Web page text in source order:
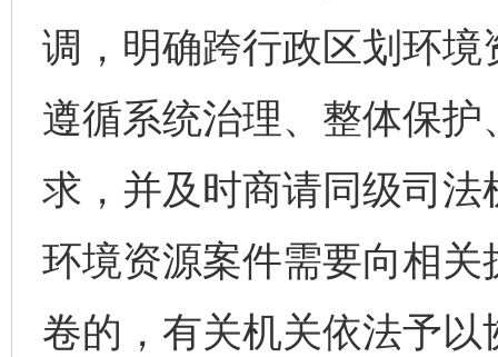
调，明确跨行政区划环
遵循系统治理、整体保
求，并及时商请同级司
环境资源案件需要向相
卷的，有关机关依法予